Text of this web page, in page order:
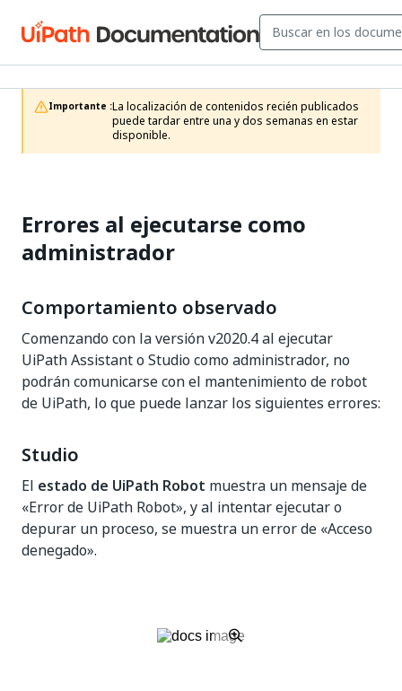
Importante :La localización de contenidos recién publicados
puede tardar entre una y dos semanas en estar
disponible.
Errores al ejecutarse como
administrador
Comportamiento observado
Comenzando con la versión v2020.4 al ejecutar
UiPath Assistant o Studio como administrador, no
podrán comunicarse con el mantenimiento de robot
de UiPath, lo que puede lanzar los siguientes errores:
Studio
El estado de UiPath Robot muestra un mensaje de
«Error de UiPath Robot», y al intentar ejecutar o
depurar un proceso, se muestra un error de «Acceso
denegado».